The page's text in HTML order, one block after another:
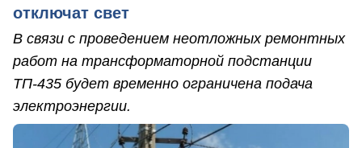
отключат свет
В связи с проведением неотложных ремонтных
работ на трансформаторной подстанции
ТП-435 будет временно ограничена подача
электроэнергии.